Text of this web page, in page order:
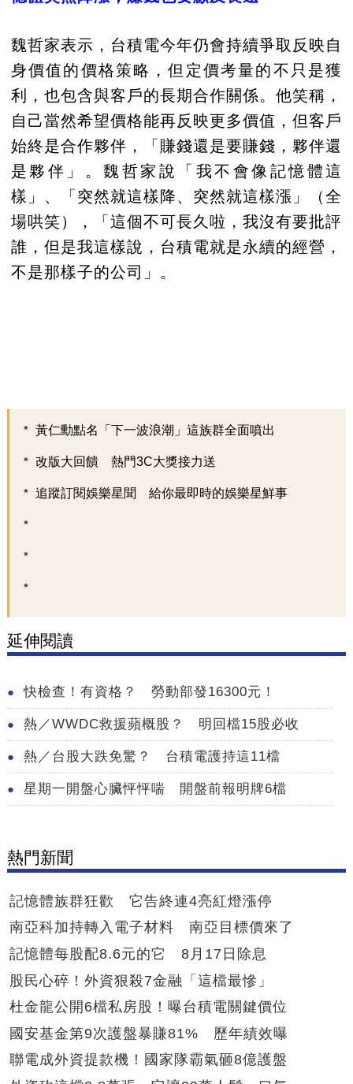
魏哲家表示，台積電今年仍會持續爭取反映自
身價值的價格策略，但定價考量的不只是獲
利，也包含與客戶的長期合作關係。他笑稱，
自己當然希望價格能再反映更多價值，但客戶
始終是合作夥伴，「賺錢還是要賺錢，夥伴還
是夥伴」。魏哲家說「我不會像記憶體這
樣」、「突然就這樣降、突然就這樣漲」（全
場哄笑），「這個不可長久啦，我沒有要批評
誰，但是我這樣說，台積電就是永續的經營，
不是那樣子的公司」。
黃仁勳點名「下一波浪潮」這族群全面噴出
改版大回饋 熱門3C大獎接力送
追蹤訂閱娛樂星聞 給你最即時的娛樂星鮮事
延伸閱讀
快檢查！有資格？ 勞動部發16300元！
熱／WWDC救援蘋概股？ 明回檔15股必收
熱／台股大跌免驚？ 台積電護持這11檔
星期一開盤心臟怦怦喘 開盤前報明牌6檔
熱門新聞
記憶體族群狂歡 它告終連4亮紅燈漲停
南亞科加持轉入電子材料 南亞目標價來了
記憶體每股配8.6元的它 8月17日除息
股民心碎！外資狠殺7金融「這檔最慘」
杜金龍公開6檔私房股！曝台積電關鍵價位
國安基金第9次護盤暴賺81% 歷年績效曝
聯電成外資提款機！國家隊霸氣砸8億護盤